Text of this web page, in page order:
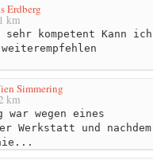
Erdberg
km
kompetent Kann ich
Simmering
km
war wegen eines
Werkstatt und nachdem